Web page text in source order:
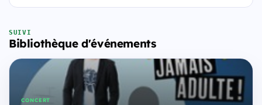
SUIVI
Bibliothèque d'événements
CONCERT